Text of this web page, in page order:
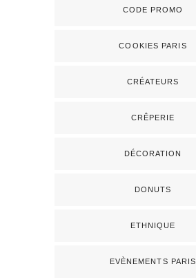
CODE PROMO
COOKIES PARIS
CRÉATEURS
CRÊPERIE
DÉCORATION
DONUTS
ETHNIQUE
EVÈNEMENTS PARIS